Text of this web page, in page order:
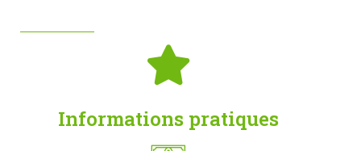
Informations pratiques